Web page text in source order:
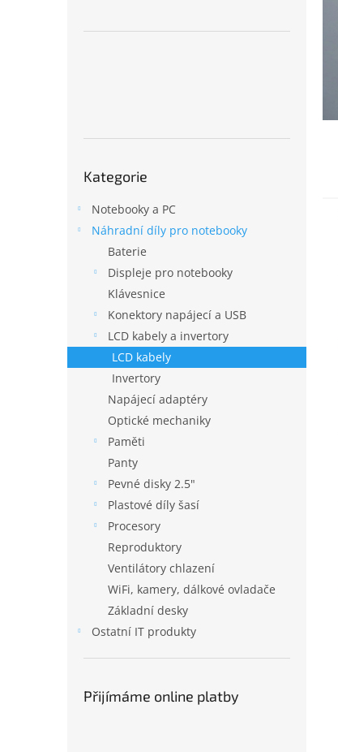
kategorie
Kategorie
Notebooky a PC
Náhradní díly pro notebooky
Baterie
Displeje pro notebooky
Klávesnice
Konektory napájecí a USB
LCD kabely a invertory
LCD kabely
Invertory
Napájecí adaptéry
Optické mechaniky
Paměti
Panty
Pevné disky 2.5"
Plastové díly šasí
Procesory
Reproduktory
Ventilátory chlazení
WiFi, kamery, dálkové ovladače
Základní desky
Ostatní IT produkty
Přijímáme online platby